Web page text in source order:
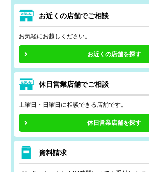
お近くの店舗でご相談
お気軽にお越しください。
お近くの店舗を探す
休日営業店舗でご相談
土曜日・日曜日に相談できる店舗です。
休日営業店舗を探す
資料請求